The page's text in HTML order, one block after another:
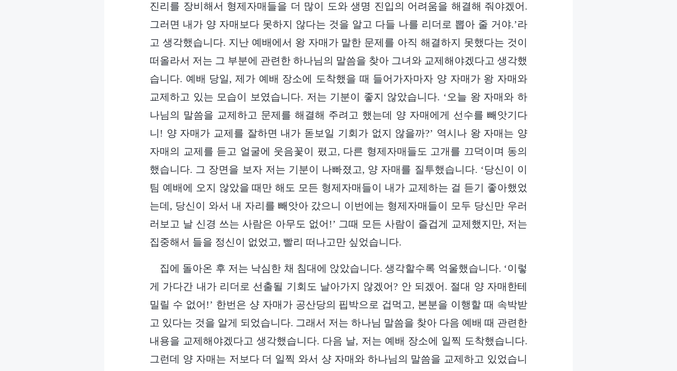
진리를 장비해서 형제자매들을 더 많이 도와 생명 진입의 어려움을 해결해 줘야겠어.
그러면 내가 양 자매보다 못하지 않다는 것을 알고 다들 나를 리더로 뽑아 줄 거야.’라
고 생각했습니다. 지난 예배에서 왕 자매가 말한 문제를 아직 해결하지 못했다는 것이
떠올라서 저는 그 부분에 관련한 하나님의 말씀을 찾아 그녀와 교제해야겠다고 생각했
습니다. 예배 당일, 제가 예배 장소에 도착했을 때 들어가자마자 양 자매가 왕 자매와
교제하고 있는 모습이 보였습니다. 저는 기분이 좋지 않았습니다. ‘오늘 왕 자매와 하
나님의 말씀을 교제하고 문제를 해결해 주려고 했는데 양 자매에게 선수를 빼앗기다
니! 양 자매가 교제를 잘하면 내가 돋보일 기회가 없지 않을까?’ 역시나 왕 자매는 양
자매의 교제를 듣고 얼굴에 웃음꽃이 폈고, 다른 형제자매들도 고개를 끄덕이며 동의
했습니다. 그 장면을 보자 저는 기분이 나빠졌고, 양 자매를 질투했습니다. ‘당신이 이
팀 예배에 오지 않았을 때만 해도 모든 형제자매들이 내가 교제하는 걸 듣기 좋아했었
는데, 당신이 와서 내 자리를 빼앗아 갔으니 이번에는 형제자매들이 모두 당신만 우러
러보고 날 신경 쓰는 사람은 아무도 없어!’ 그때 모든 사람이 즐겁게 교제했지만, 저는
집중해서 들을 정신이 없었고, 빨리 떠나고만 싶었습니다.
집에 돌아온 후 저는 낙심한 채 침대에 앉았습니다. 생각할수록 억울했습니다. ‘이렇
게 가다간 내가 리더로 선출될 기회도 날아가지 않겠어? 안 되겠어. 절대 양 자매한테
밀릴 수 없어!’ 한번은 샹 자매가 공산당의 핍박으로 겁먹고, 본분을 이행할 때 속박받
고 있다는 것을 알게 되었습니다. 그래서 저는 하나님 말씀을 찾아 다음 예배 때 관련한
내용을 교제해야겠다고 생각했습니다. 다음 날, 저는 예배 장소에 일찍 도착했습니다.
그런데 양 자매는 저보다 더 일찍 와서 샹 자매와 하나님의 말씀을 교제하고 있었습니